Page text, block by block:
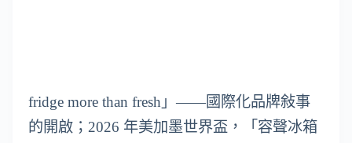
fridge more than fresh」——國際化品牌敍事
的開啟；2026 年美加墨世界盃，「容聲冰箱